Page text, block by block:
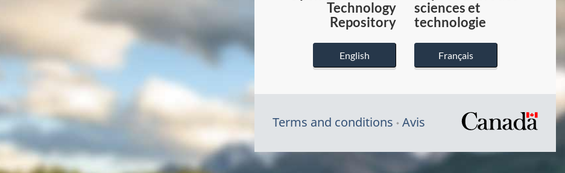
Canada
Technology
Repository
English
sciences et
technologie
Français
Terms and conditions Avis
/